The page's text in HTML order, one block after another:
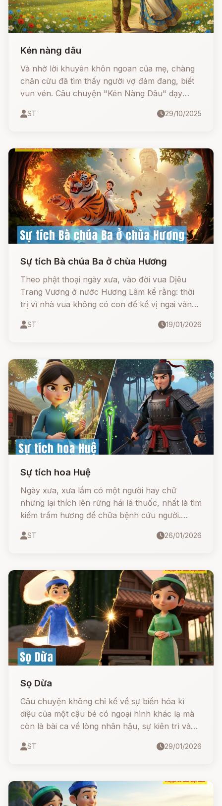
Kén nàng dâu
Và nhờ lời khuyên khôn ngoan của mẹ, chàng
chăn cừu đã tìm thấy người vợ đảm đang, biết
vun vén. Câu chuyện "Kén Nàng Dâu" dạy
chìa khóa của hạnh phúc gia đình
ST 29/10/2025
Sự tích Bà chúa Ba ở chùa Hương
Theo phật thoại ngày xưa, vào đời vua Dịêu
Trang Vương ở nước Hương Lâm kể rằng: thời
trị vì nhà vua không có con để kế vị ngai vàng
Lòng thành nhà vua cảm động tới Thiên Đế.
đình ăn ở không tốt và cho nhốt vào ngục tối.
ST 19/01/2026
Sự tích hoa Huệ
Ngày xưa, xưa lắm có một người hay chữ
nhưng lại thích lên rừng hái lá thuốc, nhất là tìm
kiếm trầm hương để chữa bệnh cứu người.
như thể tự chữa những chỗ cây bị chém, bị
ST 26/01/2026
Sọ Dừa
Câu chuyện không chỉ kể về sự biến hóa kì
diệu của một cậu bé có ngoại hình khác lạ mà
còn là bài ca về lòng nhân hậu, sự kiên trì và
cùng theo chân Sọ Dừa từ kiếp chăn bò thuê
ST 29/01/2026